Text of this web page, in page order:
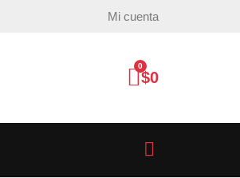
Mi cuenta
$0
0